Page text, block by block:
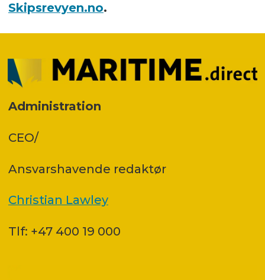
Skipsrevyen.no.
Administration
CEO/
Ansvars­havende redaktør
Christian Lawley
Tlf: +47 400 19 000